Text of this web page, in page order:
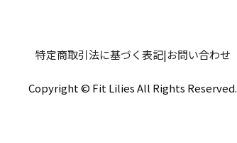
特定商取引法に基づく表記|お問い合わせ
Copyright © Fit Lilies All Rights Reserved.